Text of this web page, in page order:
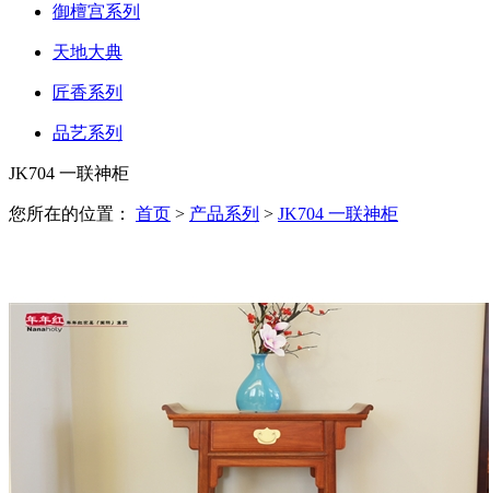
御檀宫系列
天地大典
匠香系列
品艺系列
JK704 一联神柜
您所在的位置： 首页 > 产品系列 > JK704 一联神柜